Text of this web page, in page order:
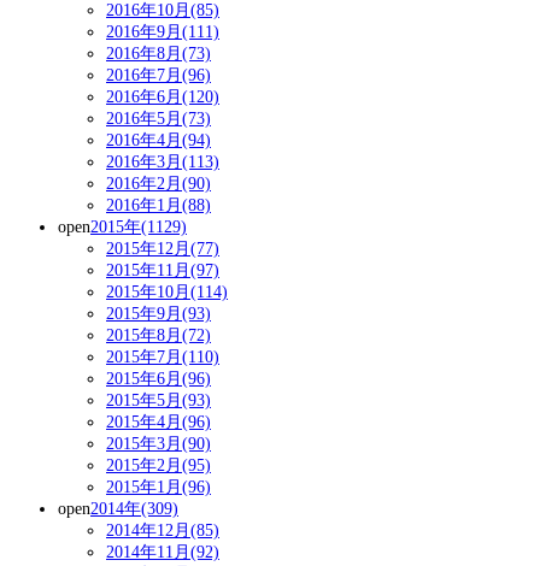
2016年10月(85)
2016年9月(111)
2016年8月(73)
2016年7月(96)
2016年6月(120)
2016年5月(73)
2016年4月(94)
2016年3月(113)
2016年2月(90)
2016年1月(88)
open2015年(1129)
2015年12月(77)
2015年11月(97)
2015年10月(114)
2015年9月(93)
2015年8月(72)
2015年7月(110)
2015年6月(96)
2015年5月(93)
2015年4月(96)
2015年3月(90)
2015年2月(95)
2015年1月(96)
open2014年(309)
2014年12月(85)
2014年11月(92)